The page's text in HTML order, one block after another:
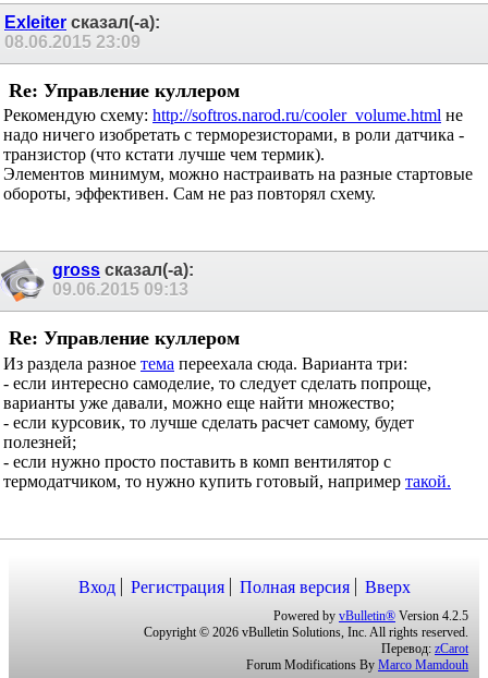
Вот есть заготовка. Но надо доделать.
Re: Управление куллером
Рекомендую схему:http://softros.narod.ru/cooler_volume.html
надо ничего изобретать с терморезисторами, в роли датчика -
транзистор (что кстати лучше чем термик).
Элементов минимум, можно настраивать на разные стартовые
обороты, эффективен. Сам не раз повторял схему.
тема переехала сюда. Варианта три:
- если интересно самоделие, то следует сделать попроще,